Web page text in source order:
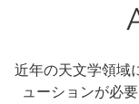
近年の天文学領域
ューションが必